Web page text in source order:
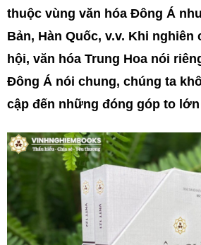
thuộc vùng văn hóa Đông Á
Bản, Hàn Quốc, v.v. Khi
hội, văn hóa Trung Hoa nói
Đông Á nói chung, chúng ta
cập đến những đóng góp to